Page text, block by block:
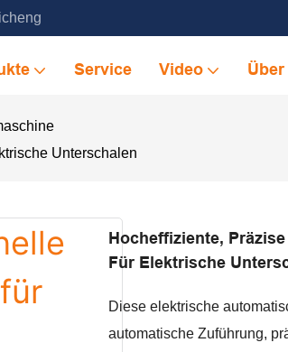
Service Video
Unterschalen
Hocheffiziente,
Für Elektrische
Diese elektrische
automatische Zuführung,